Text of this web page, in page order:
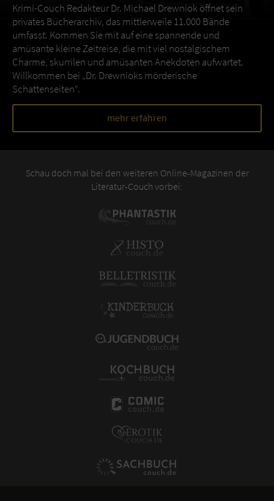
Krimi-Couch Redakteur Dr. Michael Drewniok öffnet sein
privates Bücherarchiv, das mittlerweile 11.000 Bände
umfasst. Kommen Sie mit auf eine spannende und
amüsante kleine Zeitreise, die mit viel nostalgischem
Charme, skurrilen und amüsanten Anekdoten aufwartet.
Willkommen bei „Dr. Drewnioks mörderische
Schattenseiten“.
mehr erfahren
Schau doch mal bei den weiteren Online-Magazinen der
Literatur-Couch vorbei: